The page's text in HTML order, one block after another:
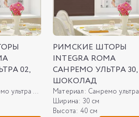
02,
02, кремовый
РИМСКИЕ ШТОРЫ
INTEGRA ROMA
САНРЕМО УЛЬТРА 30,
ШОКОЛАД
Материал: Санремо ультра 30, шоколад
Ширина: 30 см
Высота: 40 см